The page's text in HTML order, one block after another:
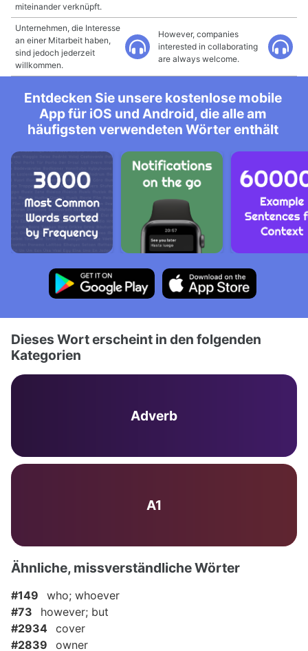
miteinander verknüpft.
Unternehmen, die Interesse
an einer Mitarbeit haben,
sind jedoch jederzeit
willkommen.
However, companies
interested in collaborating
are always welcome.
Entdecken Sie unsere kostenlose mobile
App für iOS und Android, die alle am
häufigsten verwendeten Wörter enthält
Dieses Wort erscheint in den folgenden
Kategorien
Adverb
A1
Ähnliche, missverständliche Wörter
#149
who; whoever
#73
however; but
#2934 cover
#2839
owner